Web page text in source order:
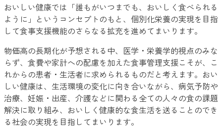
おいしい健康では「誰もがいつまでも、おいしく食べられる
ように」というコンセプトのもと、個別化栄養の実現を目指
して食事支援機能のさらなる拡充を進めてまいります。
物価高の長期化が予想される中、医学・栄養学的視点のみな
らず、食費や家計への配慮を加えた食事管理支援こそが、こ
れからの患者・生活者に求められるものだと考えます。おい
しい健康は、生活環境の変化に向き合いながら、病気予防や
治療、妊娠・出産、介護などに関わる全ての人々の食の課題
解決に取り組み、おいしく健康的な食生活を送ることのでき
る社会の実現を目指してまいります。